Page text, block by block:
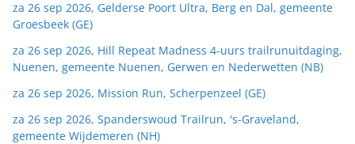
za 26 sep 2026, Gelderse Poort Ultra, Berg en Dal, gemeente
Groesbeek (GE)
za 26 sep 2026, Hill Repeat Madness 4-uurs trailrunuitdaging,
Nuenen, gemeente Nuenen, Gerwen en Nederwetten (NB)
za 26 sep 2026, Mission Run, Scherpenzeel (GE)
za 26 sep 2026, Spanderswoud Trailrun, 's-Graveland,
gemeente Wijdemeren (NH)